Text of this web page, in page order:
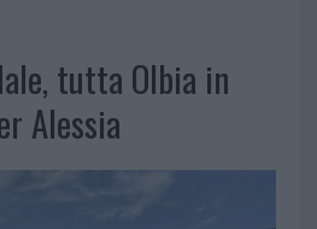
tutta Olbia in
Alessia